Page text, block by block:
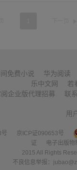
免费小说
华为阅读
乐中文网
若
阅企业版代理招募
联
用
号
京ICP证090653号
证
电子出版
2015 All Rights
不良信息举报：